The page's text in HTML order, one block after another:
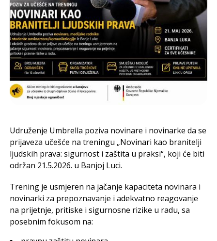
Udruženje Umbrella poziva novinare i novinarke da se
prijaveza učešće na treningu „Novinari kao branitelji
ljudskih prava: sigurnost i zaštita u praksi“, koji će biti
održan 21.5.2026. u Banjoj Luci.
Trening je usmjeren na jačanje kapaciteta novinara i
novinarki za prepoznavanje i adekvatno reagovanje
na prijetnje, pritiske i sigurnosne rizike u radu, sa
posebnim fokusom na: